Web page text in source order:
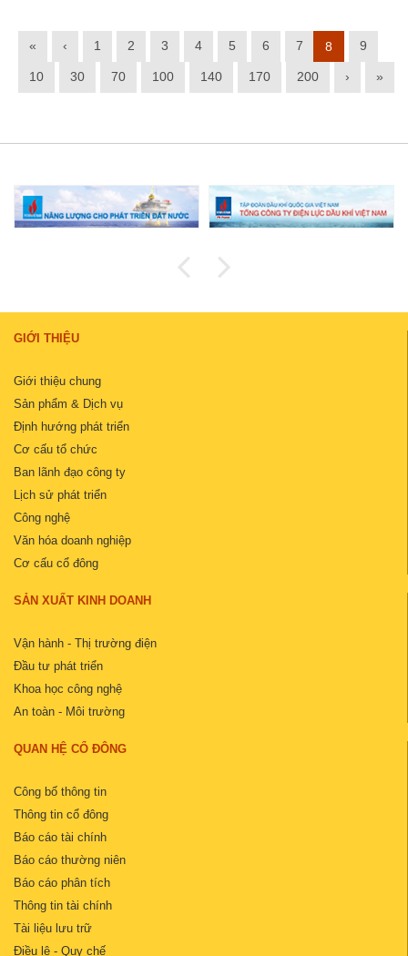
« ‹ 1 2 3 4 5 6 7 8 9
10 30 70 100 140 170 200 › »
GIỚI THIỆU
Giới thiệu chung
Sản phẩm & Dịch vụ
Định hướng phát triển
Cơ cấu tổ chức
Ban lãnh đạo công ty
Lịch sử phát triển
Công nghệ
Văn hóa doanh nghiệp
Cơ cấu cổ đông
SẢN XUẤT KINH DOANH
Vận hành - Thị trường điện
Đầu tư phát triển
Khoa học công nghệ
An toàn - Môi trường
QUAN HỆ CỔ ĐÔNG
Công bố thông tin
Thông tin cổ đông
Báo cáo tài chính
Báo cáo thường niên
Báo cáo phân tích
Thông tin tài chính
Tài liệu lưu trữ
Điều lệ - Quy chế